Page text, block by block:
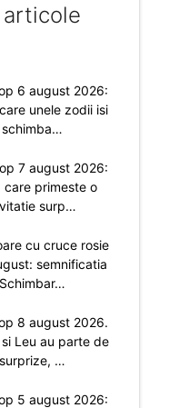
6 august 2026:
unele zodii isi
schimba…
7 august 2026:
care primeste o
surp…
cu cruce rosie
semnificatia
Schimbar…
8 august 2026.
Leu au parte de
surprize, …
5 august 2026: